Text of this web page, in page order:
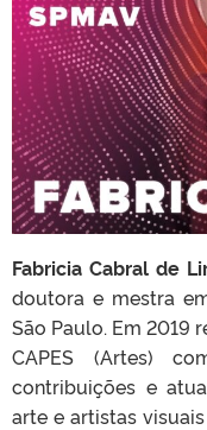
Fabricia Cabral de
doutora e mestra
São Paulo. Em 2019
CAPES (Artes)
contribuições e
arte e artistas